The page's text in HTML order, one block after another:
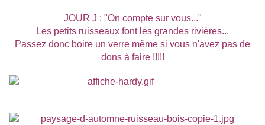
JOUR J : "On compte sur vous..."
Les petits ruisseaux font les grandes rivières...
Passez donc boire un verre même si vous n'avez pas de
dons à faire !!!!!